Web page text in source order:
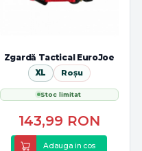
Zgardă Tactical EuroJoe
XL Roșu
Stoc limitat
143,99 RON
Adauga in cos